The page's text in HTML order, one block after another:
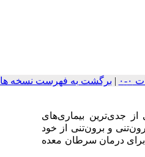
| برگشت به فهرست نسخه ها
از جدیترین بیماریهای
و برون‌تنی از خود
برای درمان سرطان معده